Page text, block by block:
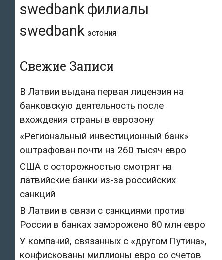
swedbankфилиалы
swedbank эстония
Свежие Записи
В Латвии выдана первая лицензия на
банковскую деятельность после
вхождения страны в еврозону
«Региональный инвестиционный банк»
оштрафован почти на 260 тысяч евро
США с осторожностью смотрят на
латвийские банки из-за российских
санкций
В Латвии в связи с санкциями против
России в банках заморожено 80 млн евро
У компаний, связанных с «другом Путина»,
конфискованы миллионы евро со счетов